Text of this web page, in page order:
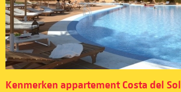
Kenmerken appartement Costa del Sol